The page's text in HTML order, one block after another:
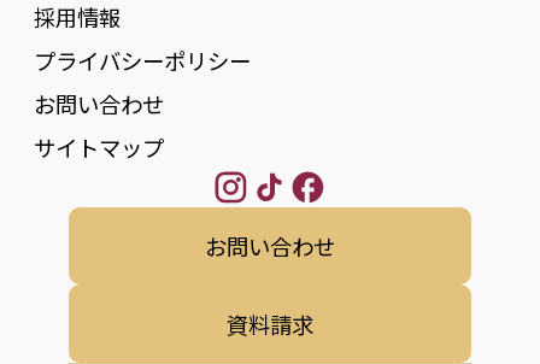
採用情報
プライバシーポリシー
お問い合わせ
サイトマップ
お問い合わせ
資料請求